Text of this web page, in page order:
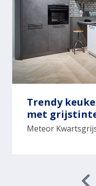
Trendy
met
Meteor